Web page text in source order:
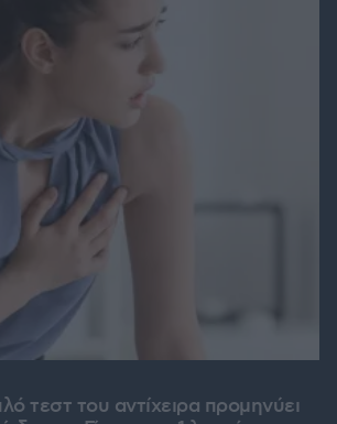
τεστ του αντίχειρα προμηνύει